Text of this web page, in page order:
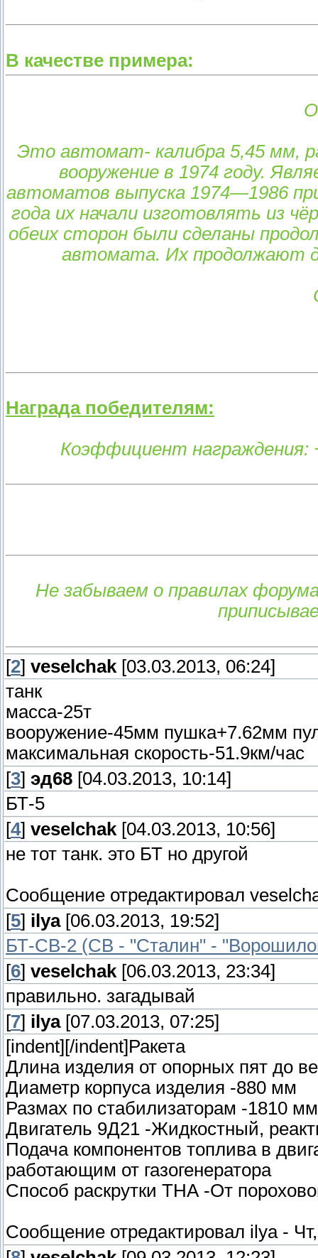
В качестве примера:
Это автомат- калибра 5,45 мм,
вооружение в 1974 году.
автоматов выпуска 1974—1986
года их начали изготовлять из
обеих сторон были сделаны
автомата. Их продолжают
Награда победителям:
Коэффициент награждения:
Не забываем о правилах
[2] veselchak [03.03.2013, 06:24]
танк
масса-25т
вооружение-45мм пушка+7.62мм
максимальная скорость-51.9км/час
[3] эд68 [04.03.2013, 10:14]
БТ-5
[4] veselchak [04.03.2013, 10:56]
не тот танк. это БТ но другой
Сообщение отредактировал
[5] ilya[06.03.2013, 19:52]
БТ-СВ-2 (СВ - "Сталин" -
[6] veselchak [06.03.2013, 23:34]
правильно. загадывай
[7] ilya[07.03.2013, 07:25]
[indent][/indent]Ракета
Длина изделия от опорных пят до
Диаметр корпуса изделия -880 мм
Размах по стабилизаторам -1810 мм
Двигатель 9Д21 -Жидкостный,
Подача компонентов топлива в
работающим от газогенератора
Способ раскрутки ТНА -От
Сообщение отредактировал ilya-